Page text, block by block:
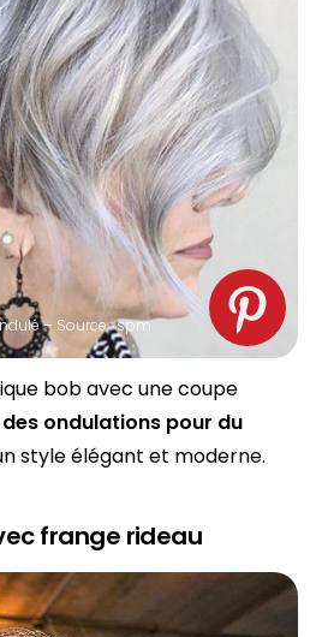
– Source : spm
bob avec une coupe
ondulations pour du
style élégant et moderne.
frange rideau